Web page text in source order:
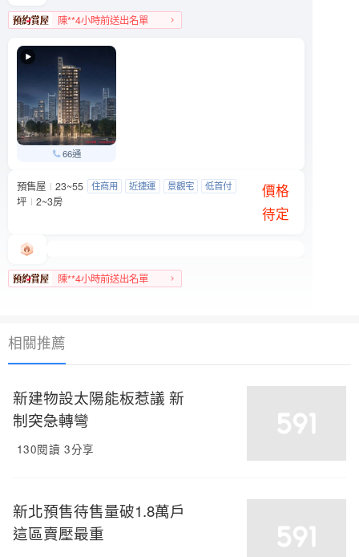
陳**4小時前送出名單
66通
天光之埕
大同區 西寧北路與南京西路239巷口
預售屋
23~55
坪
2~3房
住商用 近捷運 景觀宅 低首付
價格
待定
陳**4小時前送出名單
相關推薦
新建物設太陽能板惹議 新
制突急轉彎
130閱讀 3分享
新北預售待售量破1.8萬戶
這區賣壓最重